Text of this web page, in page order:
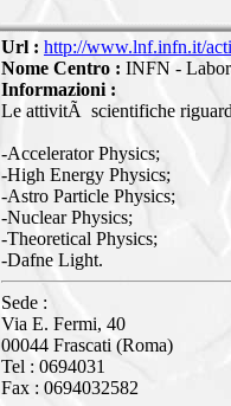
Url : http://www.lnf.infn.it/
Nome Centro : INFN -
Informazioni :
Le attivitÃ scientifiche
-Accelerator Physics;
-High Energy Physics;
-Astro Particle Physics;
-Nuclear Physics;
-Theoretical Physics;
-Dafne Light.
Sede :
Via E. Fermi, 40
00044 Frascati (Roma)
Tel : 0694031
Fax : 0694032582